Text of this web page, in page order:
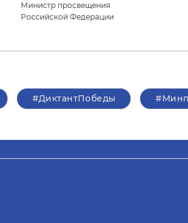
Министр просвещения
Российской Федерации
#ДиктантПобеды